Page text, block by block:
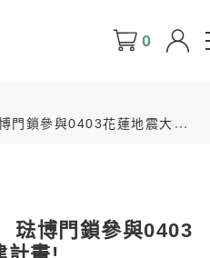
0
門鎖參與0403花蓮地震大愛
琺博門鎖參與0403